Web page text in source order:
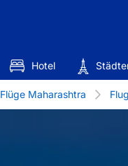
Hotel
Flüge Maharashtra